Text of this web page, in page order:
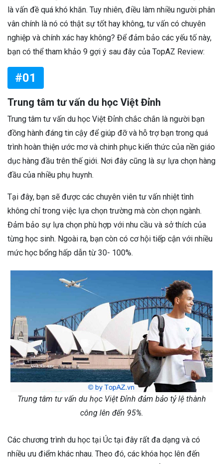
là vấn đề quá khó khăn. Tuy nhiên, điều làm nhiều người phân
vân chính là nó có thật sự tốt hay không, tư vấn có chuyên
nghiệp và chính xác hay không? Để đảm bảo các yếu tố này,
bạn có thể tham khảo 9 gợi ý sau đây của TopAZ Review:
#01
Trung tâm tư vấn du học Việt Đỉnh
Trung tâm tư vấn du học Việt Đỉnh chắc chắn là người bạn
đồng hành đáng tin cậy để giúp đỡ và hỗ trợ bạn trong quá
trình hoàn thiện ước mơ và chinh phục kiến thức của nền giáo
dục hàng đầu trên thế giới. Nơi đây cũng là sự lựa chọn hàng
đầu của nhiều phụ huynh.
Tại đây, bạn sẽ được các chuyên viên tư vấn nhiệt tình
không chỉ trong việc lựa chọn trường mà còn chọn ngành.
Đảm bảo sự lựa chọn phù hợp với nhu cầu và sở thích của
từng học sinh. Ngoài ra, bạn còn có cơ hội tiếp cận với nhiều
mức học bổng hấp dẫn từ 30- 100%.
Trung tâm tư vấn du học Việt Đỉnh đảm bảo tỷ lệ thành
công lên đến 95%.
Các chương trình du học tại Úc tại đây rất đa dạng và có
nhiều ưu điểm khác nhau. Theo đó, các khóa học lên đến